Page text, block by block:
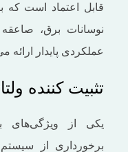
قابل ‌اعتماد است که
نوسانات برق،
عملکردی پایدار ارائه
تثبیت کننده
برخورداری از